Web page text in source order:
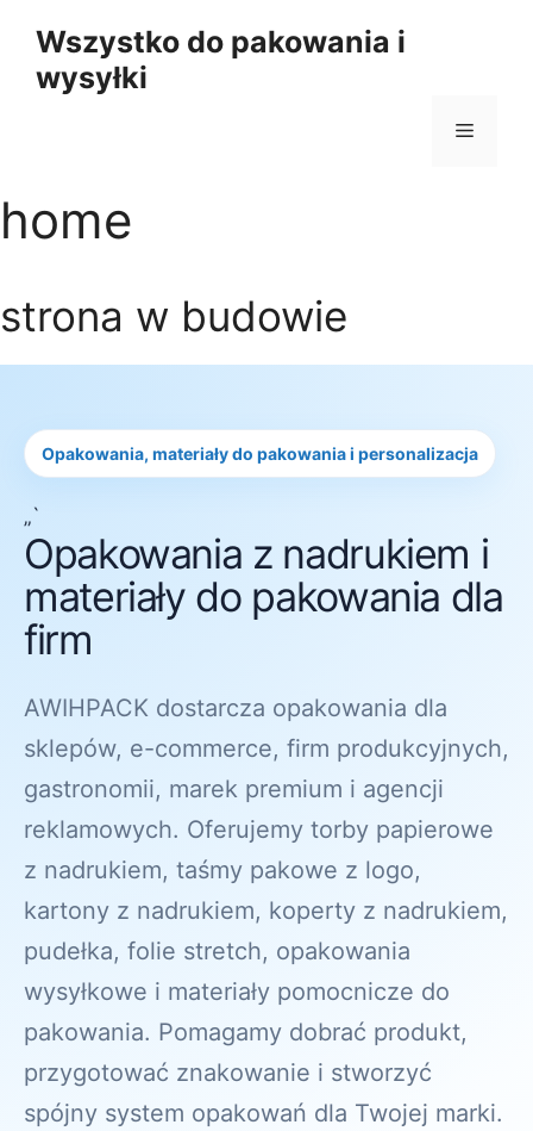
treści
Wszystko do pakowania i
wysyłki
Menu
home
strona w budowie
Opakowania, materiały do pakowania i personalizacja
„`
Opakowania z nadrukiem i
materiały do pakowania dla
firm
AWIHPACK dostarcza opakowania dla
sklepów, e-commerce, firm produkcyjnych,
gastronomii, marek premium i agencji
reklamowych. Oferujemy torby papierowe
z nadrukiem, taśmy pakowe z logo,
kartony z nadrukiem, koperty z nadrukiem,
pudełka, folie stretch, opakowania
wysyłkowe i materiały pomocnicze do
pakowania. Pomagamy dobrać produkt,
przygotować znakowanie i stworzyć
spójny system opakowań dla Twojej marki.